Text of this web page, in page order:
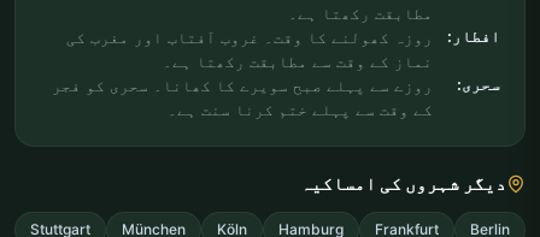
مطابقت رکھتا ہے۔
افطار:
روزہ کھولنے کا وقت۔ غروب آفتاب اور مغرب کی
نماز کے وقت سے مطابقت رکھتا ہے۔
سحری:
روزے سے پہلے صبح سویرے کا کھانا۔ سحری کو فجر
کے وقت سے پہلے ختم کرنا سنت ہے۔
دیگر شہروں کی امساکیہ
Berlin
Frankfurt
Hamburg
Köln
München
Stuttgart